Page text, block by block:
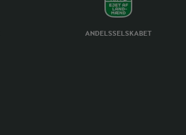
ANDELSSELSKABET